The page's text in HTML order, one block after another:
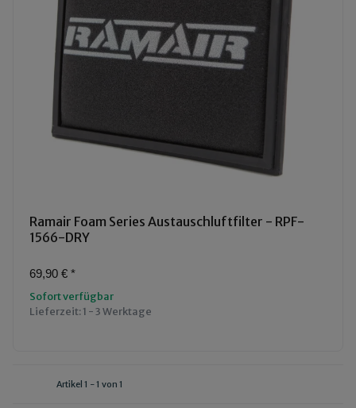
Ramair Foam Series Austauschluftfilter - RPF-
1566-DRY
69,90 € *
Sofort verfügbar
Lieferzeit:1 - 3 Werktage
Artikel 1 - 1 von 1